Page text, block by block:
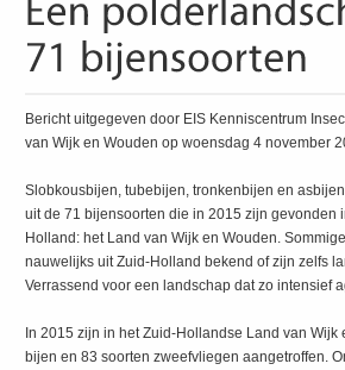
Bericht uitgegeven door EIS Kenniscentrum
van Wijk en Wouden op woensdag 4 november
Slobkousbijen, tubebijen, tronkenbijen en
uit de 71 bijensoorten die in 2015 zijn gevonden
Holland: het Land van Wijk en Wouden.
nauwelijks uit Zuid-Holland bekend of zijn zelfs
Verrassend voor een landschap dat zo intensief
In 2015 zijn in het Zuid-Hollandse Land van Wijk
bijen en 83 soorten zweefvliegen aangetroffen.